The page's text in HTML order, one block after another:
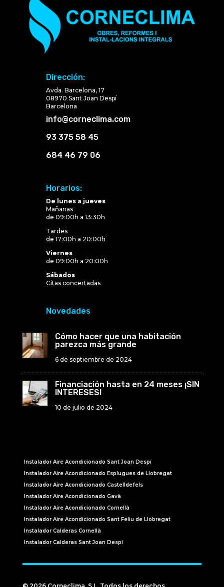
Dirección:
Avda. Barcelona, 17
08970 Sant Joan Despí
Barcelona
info@corneclima.com
93 375 58 45
684 46 79 06
Horarios:
De lunes a jueves
Mañanas
de 09:00h a 13:30h
Tardes
de 17:00h a 20:00h
Viernes
de 09:00h a 20:00h
Sábados
Citas concertadas
Novedades
Cómo hacer que una habitación
parezca más grande
6 de septiembre de 2024
Financiación hasta en 24 meses ¡SIN
INTERESES!
10 de julio de 2024
Instalador Aire Acondicionado Sant Joan Despí
Instalador Aire Acondicionado Esplugues de Llobregat
Instalador Aire Acondicionado Castelldefels
Instalador Aire Acondicionado Gavà
Instalador Aire Acondicionado Cornellà
Instalador Aire Acondicionado Sant Feliu de Llobregat
Instalador Calderas Cornellà
Instalador Calderas Sant Joan Despí